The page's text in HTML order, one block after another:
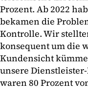
Prozent. Ab 2022
bekamen die
Kontrolle. Wir
konsequent um die
Kundensicht
unsere
waren 80 Prozent